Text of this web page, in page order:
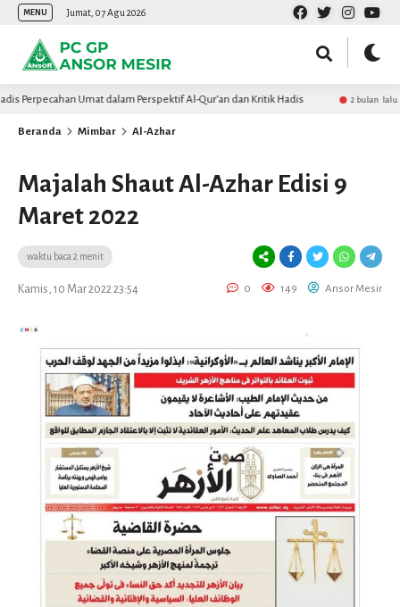
MENU Jumat, 07 Agu 2026
Umat dalam Perspektif Al-Qur’an dan Kritik Hadis 2 bulan lalu
Beranda Mimbar Al-Azhar
Majalah Shaut Al-Azhar Edisi 9
Maret 2022
waktu baca 2 menit
Kamis, 10 Mar 2022 23:54 0 149 Ansor Mesir